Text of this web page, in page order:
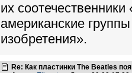
их
американские
изобретения».
Re: Как пластинки The Beatles